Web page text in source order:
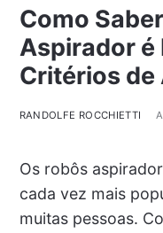
Como
Aspirador é
Critérios de
RANDOLFE ROCCHIETTI
Os robôs
cada vez mais
muitas pessoas.